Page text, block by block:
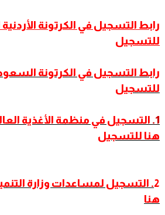
رابط التسجيل في الكرتونة
للتسجيل
رابط التسجيل في الكرتونة
للتسجيل
1.
هنا للتسجيل
2. التسجيل لمساعدات وزارة
هنا